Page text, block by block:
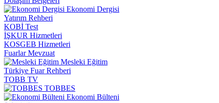
Ekonomi Dergisi
Yatırım Rehberi
KOBİ Test
İŞKUR Hizmetleri
KOSGEB Hizmetleri
Fuarlar Mevzuat
Mesleki Eğitim
Türkiye Fuar Rehberi
TOBB TV
TOBBES
Ekonomi Bülteni